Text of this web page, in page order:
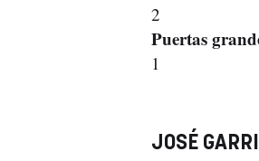
2
Puertas
1
JOSÉ